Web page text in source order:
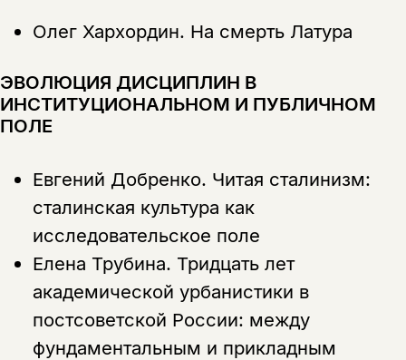
Олег Хархордин. На смерть Латура
ЭВОЛЮЦИЯ ДИСЦИПЛИН В
ИНСТИТУЦИОНАЛЬНОМ И ПУБЛИЧНОМ
ПОЛЕ
Евгений Добренко. Читая сталинизм:
сталинская культура как
исследовательское поле
Елена Трубина. Тридцать лет
академической урбанистики в
постсоветской России: между
фундаментальным и прикладным